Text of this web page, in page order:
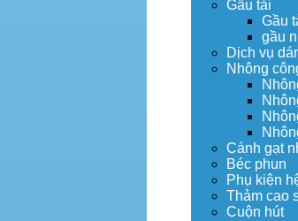
Gầu tải
Gầu
gầu
Dịch vụ
Nhông
Cánh gạt
Béc phun
Phụ kiện
Thảm cao
Cuộn hút